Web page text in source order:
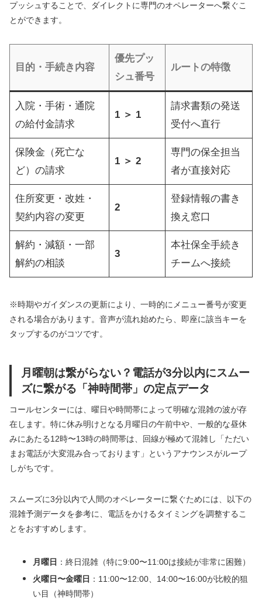
プッシュすることで、ダイレクトに専門のオペレーターへ繋ぐこ
とができます。
目的・手続き内容
優先プッ
シュ番号
ルートの特徴
入院・手術・通院
の給付金請求
1 ＞ 1
請求書類の発送
受付へ直行
保険金（死亡な
ど）の請求
1 ＞ 2
専門の保全担当
者が直接対応
住所変更・改姓・
契約内容の変更
2
登録情報の書き
換え窓口
解約・減額・一部
解約の相談
3
本社保全手続き
チームへ接続
※時期やガイダンスの更新により、一時的にメニュー番号が変更
される場合があります。音声が流れ始めたら、即座に該当キーを
タップするのがコツです。
月曜朝は繋がらない？電話が3分以内にスムー
ズに繋がる「神時間帯」の定点データ
コールセンターには、曜日や時間帯によって明確な混雑の波が存
在します。特に休み明けとなる月曜日の午前中や、一般的な昼休
みにあたる12時〜13時の時間帯は、回線が極めて混雑し「ただい
まお電話が大変混み合っております」というアナウンスがループ
しがちです。
スムーズに3分以内で人間のオペレーターに繋ぐためには、以下の
混雑予測データを参考に、電話をかけるタイミングを調整するこ
とをおすすめします。
月曜日 ：終日混雑（特に9:00〜11:00は接続が非常に困難）
火曜日〜金曜日 ：11:00〜12:00、14:00〜16:00が比較的狙
い目（神時間帯）